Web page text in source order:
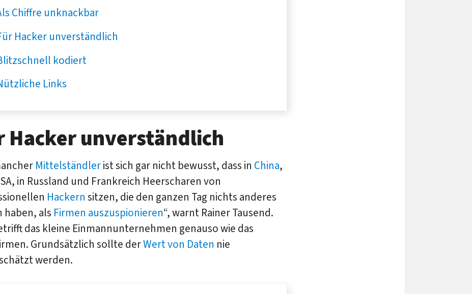
Chiffre unknackbar
Hacker unverständlich
kodiert
Links
Hacker unverständlich
Mittelständlerist sich gar nicht bewusst, dass in China,
in Russland und Frankreich Heerscharen von
Hackern sitzen, die den ganzen Tag nichts anderes
haben, als Firmen auszuspionieren“, warnt Rainer Tausend.
das kleine Einmannunternehmen genauso wie das
Grundsätzlich sollte derWert von Daten nie
werden.